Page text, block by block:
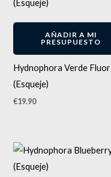
AÑADIR A MI
PRESUPUESTO
Hydnophora Verde Fluor
(Esqueje)
€19.90